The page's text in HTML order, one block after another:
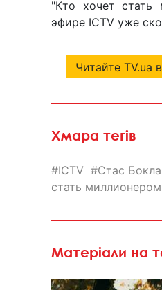
"Кто хочет стать
эфире ICTV уже
Читайте TV.ua
Хмара тегів
ICTV Стас
стать миллионером
Матеріали на